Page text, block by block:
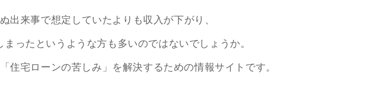
出来事で想定していたよりも収入が下がり、
まったというような方も 多いのではないでしょうか。
「住宅ローンの苦しみ」を解決するための情報サイトです。